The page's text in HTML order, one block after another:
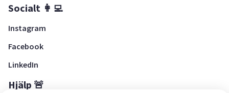
Socialt 👩‍💻
Instagram
Facebook
LinkedIn
Hjälp 🚨